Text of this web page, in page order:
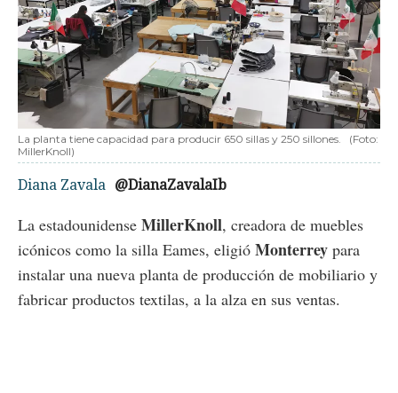
La planta tiene capacidad para producir 650 sillas y 250 sillones.
(Foto:
MillerKnoll)
Diana Zavala @DianaZavalaIb
La estadounidense MillerKnoll, creadora de muebles
icónicos como la silla Eames, eligió Monterrey para
instalar una nueva planta de producción de mobiliario y
fabricar productos textilas, a la alza en sus ventas.